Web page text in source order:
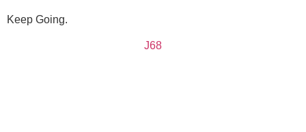
Keep Going.
J68